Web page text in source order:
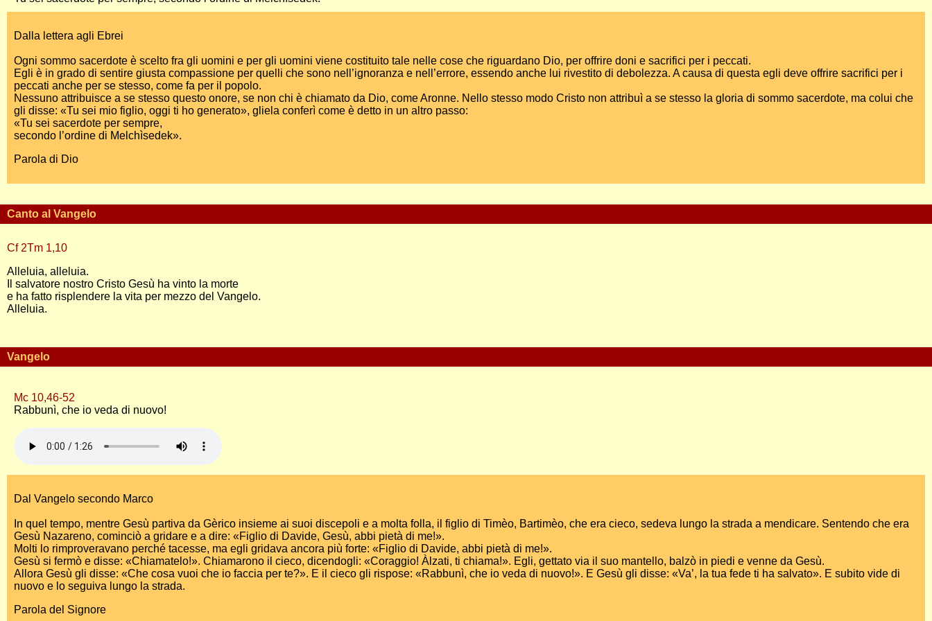
Dalla lettera agli Ebrei
Ogni sommo sacerdote è scelto fra gli uomini e per gli uomini viene costituito tale nelle cose che riguardano Dio, per offrire doni e sacrifici per i peccati.
Egli è in grado di sentire giusta compassione per quelli che sono nell’ignoranza e nell’errore, essendo anche lui rivestito di debolezza. A causa di questa egli deve offrire sacrifici per i
peccati anche per se stesso, come fa per il popolo.
Nessuno attribuisce a se stesso questo onore, se non chi è chiamato da Dio, come Aronne. Nello stesso modo Cristo non attribuì a se stesso la gloria di sommo sacerdote, ma colui che
gli disse: «Tu sei mio figlio, oggi ti ho generato», gliela conferì come è detto in un altro passo:
«Tu sei sacerdote per sempre,
secondo l’ordine di Melchìsedek».
Parola di Dio
Canto al Vangelo
Cf 2Tm 1,10
Alleluia, alleluia.
Il salvatore nostro Cristo Gesù ha vinto la morte
e ha fatto risplendere la vita per mezzo del Vangelo.
Alleluia.
Vangelo
Mc 10,46-52
Rabbunì, che io veda di nuovo!
Dal Vangelo secondo Marco
In quel tempo, mentre Gesù partiva da Gèrico insieme ai suoi discepoli e a molta folla, il figlio di Timèo, Bartimèo, che era cieco, sedeva lungo la strada a mendicare. Sentendo che era
Gesù Nazareno, cominciò a gridare e a dire: «Figlio di Davide, Gesù, abbi pietà di me!».
Molti lo rimproveravano perché tacesse, ma egli gridava ancora più forte: «Figlio di Davide, abbi pietà di me!».
Gesù si fermò e disse: «Chiamatelo!». Chiamarono il cieco, dicendogli: «Coraggio! Àlzati, ti chiama!». Egli, gettato via il suo mantello, balzò in piedi e venne da Gesù.
Allora Gesù gli disse: «Che cosa vuoi che io faccia per te?». E il cieco gli rispose: «Rabbunì, che io veda di nuovo!». E Gesù gli disse: «Va’, la tua fede ti ha salvato». E subito vide di
nuovo e lo seguiva lungo la strada.
Parola del Signore